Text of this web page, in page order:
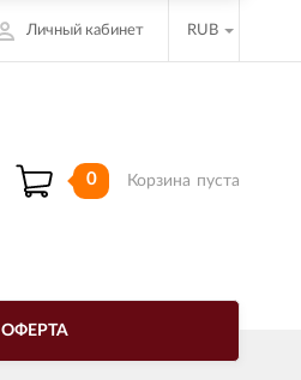
Личный кабинет RUB
0 Корзина пуста
ОФЕРТА